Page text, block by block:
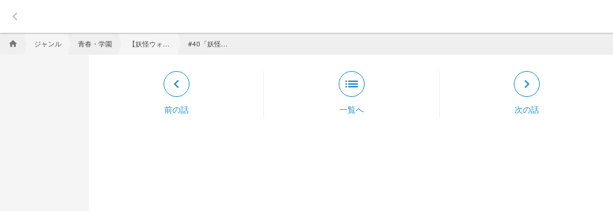
keyboard_arrow_left
home ジャンル 青春・学園 #40「妖怪祭り」
keyboard_arrow_left
前の話
list
一覧へ
keyboard_arrow_right
次の話